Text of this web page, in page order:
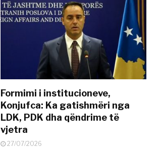
Formimi i institucioneve,
Konjufca: Ka gatishmëri nga
LDK, PDK dha qëndrime të
vjetra
27/07/2026